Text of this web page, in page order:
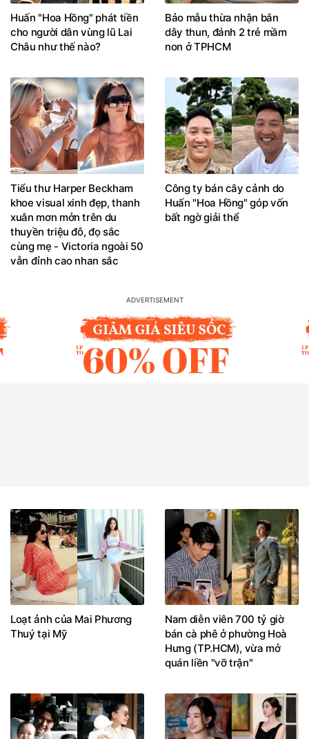
Huấn "Hoa Hồng" phát tiền
cho người dân vùng lũ Lai
Châu như thế nào?
Bảo mẫu thừa nhận bắn
dây thun, đánh 2 trẻ mầm
non ở TPHCM
Tiểu thư Harper Beckham
khoe visual xinh đẹp, thanh
xuân mơn mởn trên du
thuyền triệu đô, đọ sắc
cùng mẹ - Victoria ngoài 50
vẫn đỉnh cao nhan sắc
Công ty bán cây cảnh do
Huấn "Hoa Hồng" góp vốn
bất ngờ giải thể
Loạt ảnh của Mai Phương
Thuý tại Mỹ
Nam diễn viên 700 tỷ giờ
bán cà phê ở phường Hoà
Hưng (TP.HCM), vừa mở
quán liền "vỡ trận"